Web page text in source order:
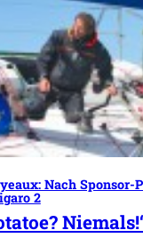
Nach Sponsor-
2